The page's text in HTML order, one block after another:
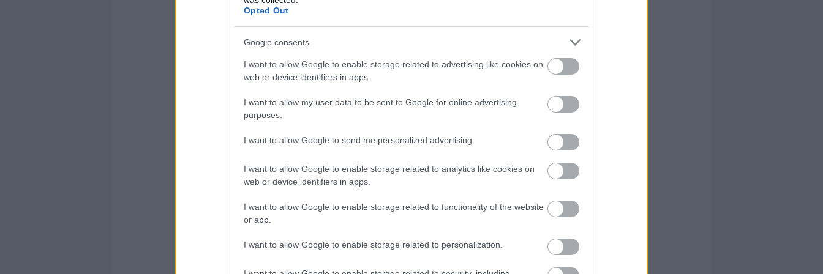
Opted Out
Google consents
I want to allow Google to enable storage related to advertising like cookies on
web or device identifiers in apps.
I want to allow my user data to be sent to Google for online advertising
purposes.
I want to allow Google to send me personalized advertising.
I want to allow Google to enable storage related to analytics like cookies on
web or device identifiers in apps.
I want to allow Google to enable storage related to functionality of the website
or app.
I want to allow Google to enable storage related to personalization.
lehet majd kapni az ilyen dolgokat mint a fegyvereket, speckó boltokban
csak engedéllyel stb., legalábbis remélem :)
Válasz erre
SZŰTTÉ MAMÁ? SZŰJJÉ!
betörőnek...
2012.03.04. 19:24:57